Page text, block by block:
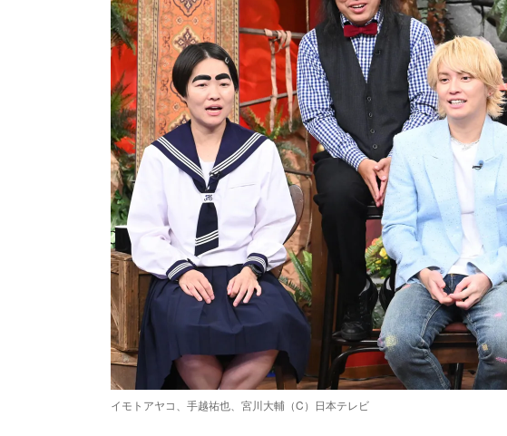
イモトアヤコ、手越祐也、宮川大輔（C）日本テレビ